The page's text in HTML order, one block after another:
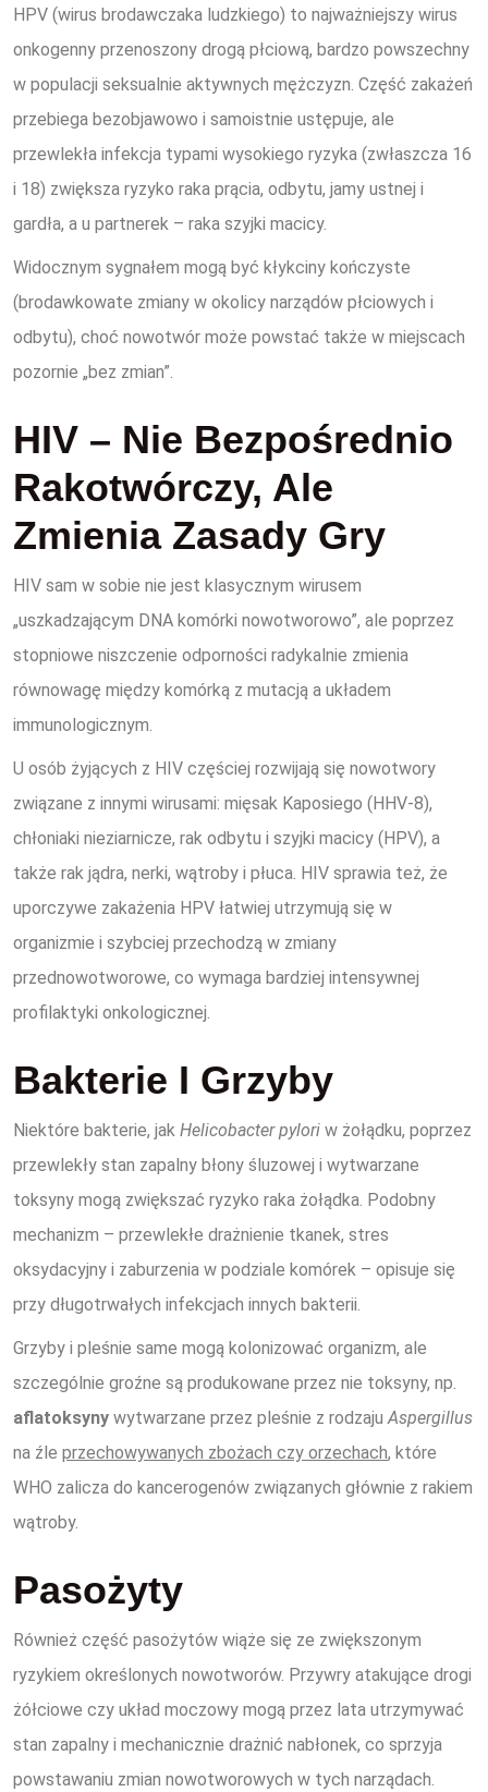
HPV (wirus brodawczaka ludzkiego) to najważniejszy wirus
onkogenny przenoszony drogą płciową, bardzo powszechny
w populacji seksualnie aktywnych mężczyzn. Część zakażeń
przebiega bezobjawowo i samoistnie ustępuje, ale
przewlekła infekcja typami wysokiego ryzyka (zwłaszcza 16
i 18) zwiększa ryzyko raka prącia, odbytu, jamy ustnej i
gardła, a u partnerek – raka szyjki macicy.
Widocznym sygnałem mogą być kłykciny kończyste
(brodawkowate zmiany w okolicy narządów płciowych i
odbytu), choć nowotwór może powstać także w miejscach
pozornie „bez zmian”.
HIV – Nie Bezpośrednio
Rakotwórczy, Ale
Zmienia Zasady Gry
HIV sam w sobie nie jest klasycznym wirusem
„uszkadzającym DNA komórki nowotworowo”, ale poprzez
stopniowe niszczenie odporności radykalnie zmienia
równowagę między komórką z mutacją a układem
immunologicznym.
U osób żyjących z HIV częściej rozwijają się nowotwory
związane z innymi wirusami: mięsak Kaposiego (HHV-8),
chłoniaki nieziarnicze, rak odbytu i szyjki macicy (HPV), a
także rak jądra, nerki, wątroby i płuca. HIV sprawia też, że
uporczywe zakażenia HPV łatwiej utrzymują się w
organizmie i szybciej przechodzą w zmiany
przednowotworowe, co wymaga bardziej intensywnej
profilaktyki onkologicznej.
Bakterie I Grzyby
Niektóre bakterie, jak Helicobacter pylori w żołądku, poprzez
przewlekły stan zapalny błony śluzowej i wytwarzane
toksyny mogą zwiększać ryzyko raka żołądka. Podobny
mechanizm – przewlekłe drażnienie tkanek, stres
oksydacyjny i zaburzenia w podziale komórek – opisuje się
przy długotrwałych infekcjach innych bakterii.
Grzyby i pleśnie same mogą kolonizować organizm, ale
szczególnie groźne są produkowane przez nie toksyny, np.
aflatoksyny wytwarzane przez pleśnie z rodzajuAspergillus
na źle przechowywanych zbożach czy orzechach, które
WHO zalicza do kancerogenów związanych głównie z rakiem
wątroby.
Pasożyty
Również część pasożytów wiąże się ze zwiększonym
ryzykiem określonych nowotworów. Przywry atakujące drogi
żółciowe czy układ moczowy mogą przez lata utrzymywać
stan zapalny i mechanicznie drażnić nabłonek, co sprzyja
powstawaniu zmian nowotworowych w tych narządach.